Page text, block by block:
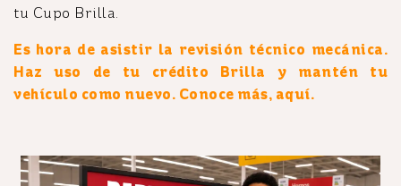
tu Cupo Brilla.
Es hora de asistir la revisión técnico mecánica.
Haz uso de tu crédito Brilla y mantén tu
vehículo como nuevo. Conoce más, aquí.